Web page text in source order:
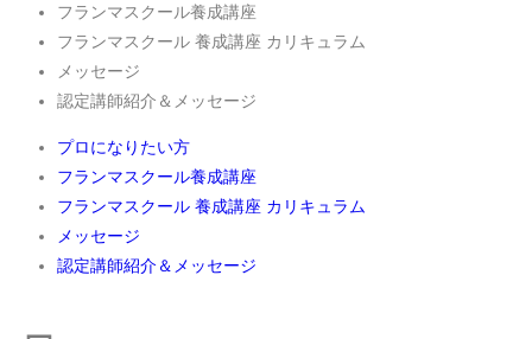
フランマスクール養成講座
フランマスクール 養成講座 カリキュラム
メッセージ
認定講師紹介＆メッセージ
プロになりたい方
フランマスクール養成講座
フランマスクール 養成講座 カリキュラム
メッセージ
認定講師紹介＆メッセージ